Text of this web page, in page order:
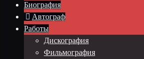
Биография
Автограф
Работы
Дискография
Фильмография